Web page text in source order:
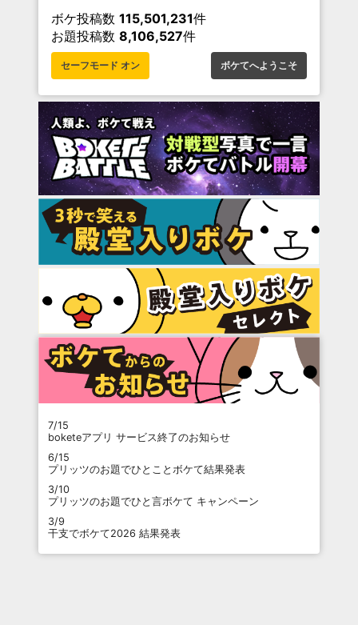
ボケ投稿数 115,501,231件
お題投稿数 8,106,527件
セーフモード オン ボケてへようこそ
7/15
boketeアプリ サービス終了のお知らせ
6/15
プリッツのお題でひとことボケて結果発表
3/10
プリッツのお題でひと言ボケて キャンペーン
3/9
干支でボケて2026 結果発表